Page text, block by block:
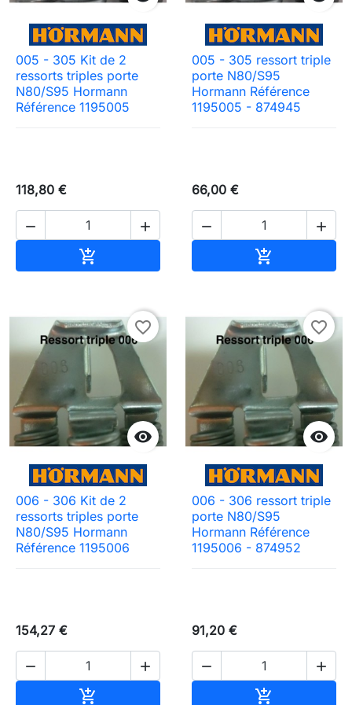
005 - 305 Kit de 2
ressorts triples porte
N80/S95 Hormann
Référence 1195005
118,80 €
 

005 - 305 ressort triple
porte N80/S95
Hormann Référence
1195005 - 874945
66,00 €
 


favorite_border
006 - 306 Kit de 2
ressorts triples porte
N80/S95 Hormann
Référence 1195006
154,27 €
 


favorite_border
006 - 306 ressort triple
porte N80/S95
Hormann Référence
1195006 - 874952
91,20 €
 
